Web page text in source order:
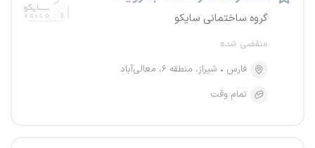
گروه ساختمانی سایکو
منقضی شده
فارس
شیراز، منطقه ۶، معالی‌آباد
تمام وقت